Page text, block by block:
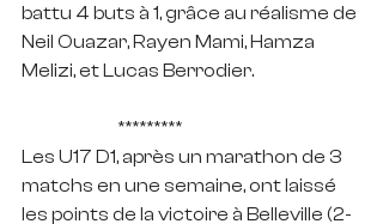
battu 4 buts à 1, grâce au réalisme de
Neil Ouazar, Rayen Mami, Hamza
Melizi, et Lucas Berrodier.
		*********
Les U17 D1, après un marathon de 3
matchs en une semaine, ont laissé
les points de la victoire à Belleville (2-